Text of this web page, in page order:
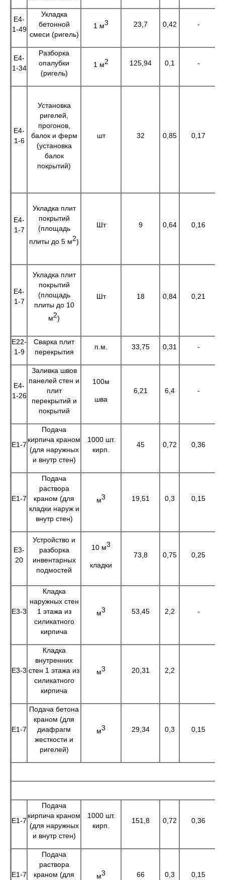
Е4-
1-49
Укладка
бетонной
смеси (ригель)
1 м3 23,7 0,42 -
Е4-
1-34
Разборка
опалубки
(ригель)
1 м2 125,94 0,1 -
Е4-
1-6
Установка
ригелей,
прогонов,
балок и ферм
(установка
балок
покрытий)
шт 32 0,85 0,17
Е4-
1-7
Укладка плит
покрытий
(площадь
плиты до 5 м2)
Шт 9 0,64 0,16
Е4-
1-7
Укладка плит
покрытий
(площадь
плиты до 10
м2)
Шт 18 0,84 0,21
Е22-
1-9
Сварка плит
перекрытия
п.м. 33,75 0,31 -
Е4-
1-26
Заливка швов
панелей стен и
плит
перекрытий и
покрытий
100м
шва
6,21 6,4 -
Е1-7
Подача
кирпича краном
(для наружных
и внутр стен)
1000 шт.
кирп.
45 0,72 0,36
Е1-7
Подача
раствора
краном (для
кладки наруж и
внутр стен)
м3 19,51 0,3 0,15
Е3-
20
Устройство и
разборка
инвентарных
подмостей
10 м3
кладки
73,8 0,75 0,25
Е3-3
Кладка
наружных стен
1 этажа из
силикатного
кирпича
м3 53,45 2,2 -
Е3-3
Кладка
внутренних
стен 1 этажа из
силикатного
кирпича
м3 20,31 2,2
Е1-7
Подача бетона
краном (для
диафрагм
жесткости и
ригелей)
м3 29,34 0,3 0,15
Е1-7
Подача
кирпича краном
(для наружных
и внутр стен)
1000 шт.
кирп.
151,8 0,72 0,36
Е1-7
Подача
раствора
краном (для
м3 66 0,3 0,15